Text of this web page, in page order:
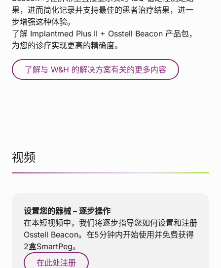
果，进而简化记录并支持最佳的患者治疗结果，进一
步增强这种体验。
了解 Implantmed Plus II + Osstell Beacon 产品包，
为您的诊疗实现更高的精确度。
了解与 W&H 的解决方案有关的更多内容
视频
设置您的器械 – 逐步操作
在本短视频中，我们将逐步指导您如何设置和注册
Osstell Beacon。在5分钟内开始使用并免费获得
2盒SmartPeg。
在此处注册